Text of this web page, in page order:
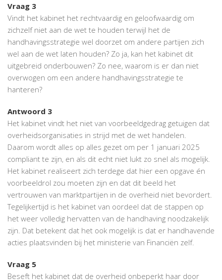
Vraag 3
Vindt het kabinet het rechtvaardig en geloofwaardig om
zichzelf niet aan de wet te houden terwijl het de
handhavingsstrategie wel doorzet om andere partijen zich
wel aan de wet laten houden? Zo ja, kan het kabinet dit
uitgebreid onderbouwen? Zo nee, waarom is er dan niet
overwogen om een andere handhavingsstrategie te
hanteren?
Antwoord 3
Het kabinet vindt het niet van voorbeeldgedrag getuigen dat
overheidsorganisaties in strijd met de wet handelen.
Daarom wordt alles op alles gezet om per 1 januari 2025
compliant te zijn, en als dit echt niet lukt zo snel als mogelijk.
Het kabinet realiseert zich terdege dat hier een opgave én
voorbeeldrol zou moeten zijn en dat dit beeld het
vertrouwen van marktpartijen in de overheid niet bevordert.
Tegelijkertijd is het kabinet van oordeel dat de stappen op
het weer volledig hervatten van de handhaving noodzakelijk
zijn. Dat betekent dat het ook mogelijk is dat er handhavende
acties plaatsvinden bij het ministerie van Financiën zelf.
Vraag 5
Beseft het kabinet dat de overheid onbeperkt haar door